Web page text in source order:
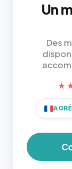
Un
Des